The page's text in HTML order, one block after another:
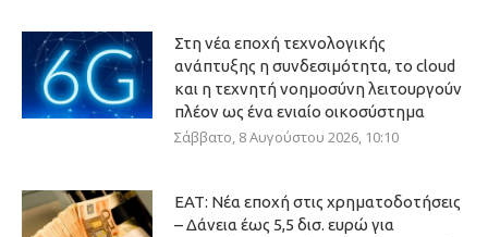
Στη νέα εποχή τεχνολογικής
ανάπτυξης η συνδεσιμότητα, το cloud
και η τεχνητή νοημοσύνη λειτουργούν
πλέον ως ένα ενιαίο οικοσύστημα
Σάββατο, 8 Αυγούστου 2026, 10:10
ΕΑΤ: Νέα εποχή στις χρηματοδοτήσεις
– Δάνεια έως 5,5 δισ. ευρώ για